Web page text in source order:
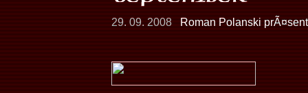
29. 09. 2008 Roman Polanski